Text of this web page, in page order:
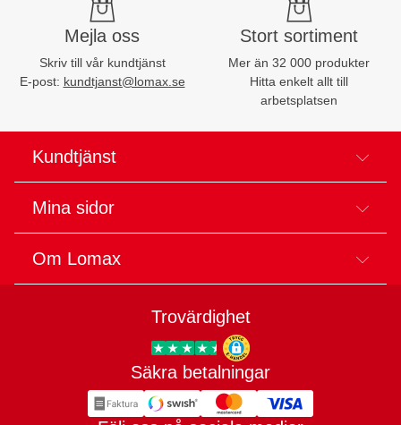
Mejla oss
Skriv till vår kundtjänst
E-post: kundtjanst@lomax.se
Stort sortiment
Mer än 32 000 produkter
Hitta enkelt allt till
arbetsplatsen
Kundtjänst
Mina sidor
Om Lomax
Trovärdighet
Trygg E-handel
Säkra betalningar